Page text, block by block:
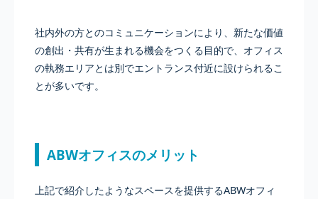
社内外の方とのコミュニケーションにより、新たな価値
の創出・共有が生まれる機会をつくる目的で、オフィス
の執務エリアとは別でエントランス付近に設けられるこ
とが多いです。
ABWオフィスのメリット
上記で紹介したようなスペースを提供するABWオフィ